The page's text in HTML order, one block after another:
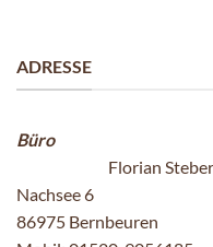
ADRESSE
Büro
Florian Steber
Nachsee 6
86975 Bernbeuren